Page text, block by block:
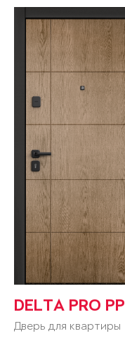
DELTA PRO PP
Дверь для квартиры